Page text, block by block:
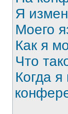
Я
Моего
Как я
Что
Когда